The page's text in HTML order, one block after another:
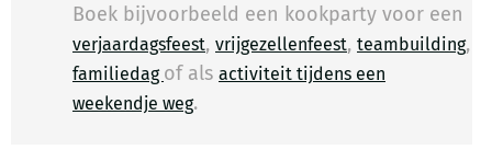
Boek bijvoorbeeld een kookparty voor een
verjaardagsfeest, vrijgezellenfeest, teambuilding,
familiedag of als activiteit tijdens een
weekendje weg.